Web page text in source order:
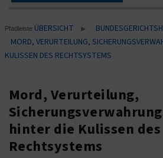
Pfadleiste ÜBERSICHT ▶
MORD, VERURTEILUNG,
KULISSEN DES RECHTSYSTEMS
Mord, Verurteilung,
hinter die Kulissen des
Rechtsystems